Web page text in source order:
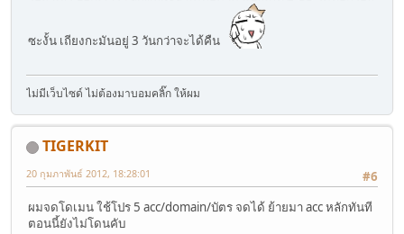
ซะงั้น เถียงกะมันอยู่ 3 วันกว่าจะได้คืน
ไม่มีเว็บไซด์ ไม่ต้องมาบอมคลิ๊ก ให้ผม
TIGERKIT
#6
20 กุมภาพันธ์ 2012, 18:28:01
ผมจดโดเมน ใช้โปร 5 acc/domain/บัตร จดได้ ย้ายมา acc หลักทันที
ตอนนี้ยังไม่โดนคับ